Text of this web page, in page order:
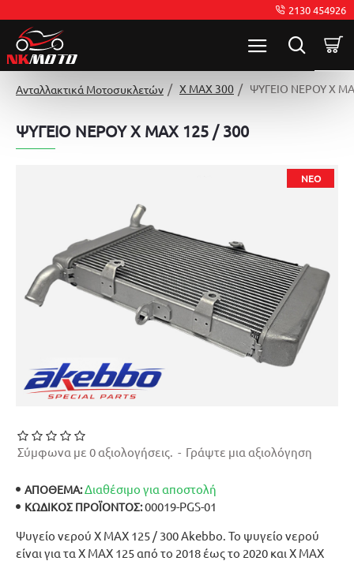
2130 454926
Ανταλλακτικά Μοτοσυκλετών X MAX 300 ΨΥΓΕΙΟ ΝΕΡΟΥ X
ΨΥΓΕΙΟ ΝΕΡΟΥ X MAX 125 / 300
ΝΈΟ
Ψυγείο νερού X MAX 125 / 300 Akebbo. Το ψυγείο νερού
είναι για τα X MAX 125 από το 2018 έως το 2020 και X MAX
ΑΠΟΘΕΜΑ:Διαθέσιμο για αποστολή
ΚΩΔΙΚΌΣ ΠΡΟΪΌΝΤΟΣ:00019-PGS-01
Σύμφωνα με 0 αξιολογήσεις. - Γράψτε μια αξιολόγηση